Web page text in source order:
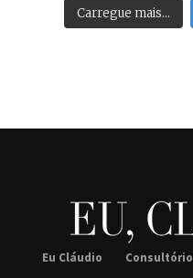
Carregue mais…
Eu Cláudio Consultório